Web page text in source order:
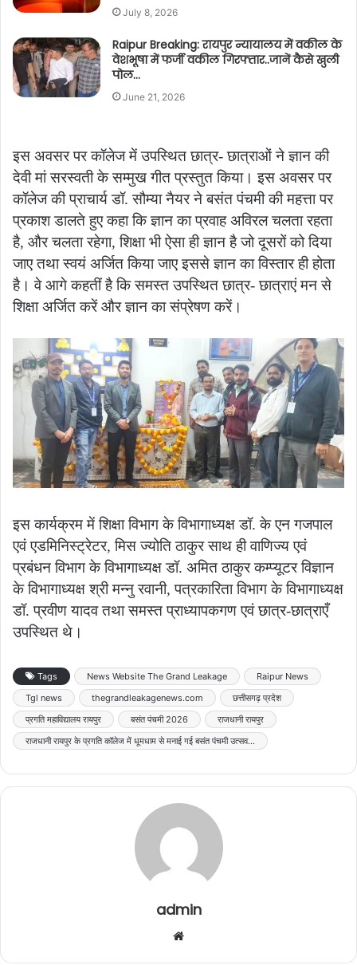
July 8, 2026
Raipur Breaking: रायपुर न्यायालय में वकील के
वेशभूषा में फर्जी वकील गिरफ्तार..जानें कैसे खुली
पोल…
June 21, 2026
इस अवसर पर कॉलेज में उपस्थित छात्र- छात्राओं ने ज्ञान की
देवी मां सरस्वती के सम्मुख गीत प्रस्तुत किया। इस अवसर पर
कॉलेज की प्राचार्य डॉ. सौम्या नैयर ने बसंत पंचमी की महत्ता पर
प्रकाश डालते हुए कहा कि ज्ञान का प्रवाह अविरल चलता रहता
है, और चलता रहेगा, शिक्षा भी ऐसा ही ज्ञान है जो दूसरों को दिया
जाए तथा स्वयं अर्जित किया जाए इससे ज्ञान का विस्तार ही होता
है। वे आगे कहतीं है कि समस्त उपस्थित छात्र- छात्राएं मन से
शिक्षा अर्जित करें और ज्ञान का संप्रेषण करें।
इस कार्यक्रम में शिक्षा विभाग के विभागाध्यक्ष डॉ. के एन गजपाल
एवं एडमिनिस्ट्रेटर, मिस ज्योति ठाकुर साथ ही वाणिज्य एवं
प्रबंधन विभाग के विभागाध्यक्ष डॉ. अमित ठाकुर कम्प्यूटर विज्ञान
के विभागाध्यक्ष श्री मन्नु रवानी, पत्रकारिता विभाग के विभागाध्यक्ष
डॉ. प्रवीण यादव तथा समस्त प्राध्यापकगण एवं छात्र-छात्राएँ
उपस्थित थे।
Tags News Website The Grand Leakage
Raipur News
Tgl news
thegrandleakagenews.com
छत्तीसगढ़ प्रदेश
प्रगति महाविद्यालय रायपुर
बसंत पंचमी 2026
राजधानी रायपुर
राजधानी रायपुर के प्रगति कॉलेज में धूमधाम से मनाई गई बसंत पंचमी उत्सव...
admin
Website